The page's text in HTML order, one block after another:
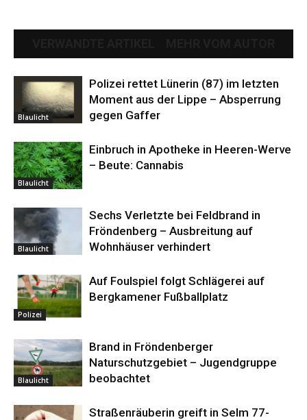
Blaulicht
Polizei rettet Lünerin (87) im letzten
Moment aus der Lippe – Absperrung
gegen Gaffer
Blaulicht
Einbruch in Apotheke in Heeren-Werve
– Beute: Cannabis
Blaulicht
Sechs Verletzte bei Feldbrand in
Fröndenberg – Ausbreitung auf
Wohnhäuser verhindert
Polizei
Auf Foulspiel folgt Schlägerei auf
Bergkamener Fußballplatz
Blaulicht
Brand in Fröndenberger
Naturschutzgebiet – Jugendgruppe
beobachtet
Straßenräuberin greift in Selm 77-